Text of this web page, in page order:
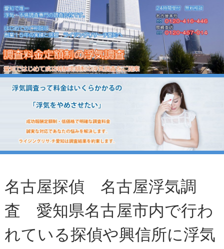
名古屋探偵 名古屋浮気調
査 愛知県名古屋市内で行わ
れている探偵や興信所に浮気